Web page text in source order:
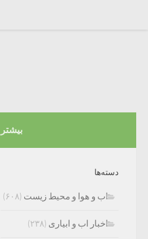
بیشتر
دسته‌ها
اب و هوا و محیط زیست (۶۰۸)
اخبار اب و ابیاری (۲۳۸)